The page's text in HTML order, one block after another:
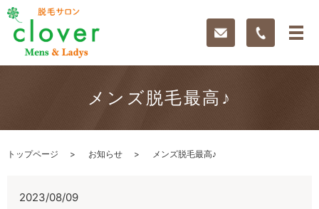
メンズ脱毛最高♪
トップページ お知らせ メンズ脱毛最高♪
2023/08/09